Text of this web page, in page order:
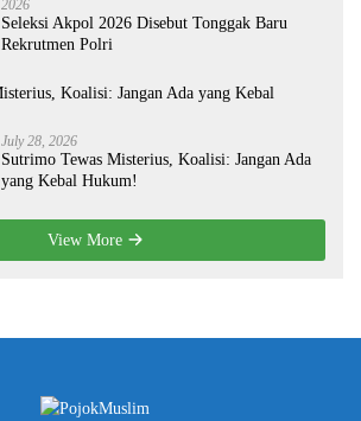
2026
Seleksi Akpol 2026 Disebut Tonggak Baru
Rekrutmen Polri
July 28, 2026
Sutrimo Tewas Misterius, Koalisi: Jangan Ada
yang Kebal Hukum!
View More